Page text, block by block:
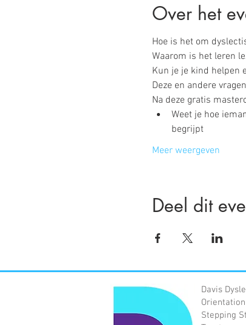
Over het
Hoe is het om
Waarom is het leren
Kun je je kind helpen
Deze en andere
Na deze gratis
Weet je hoe
begrijpt
Meer weergeven
Deel dit
Davis
Stepping